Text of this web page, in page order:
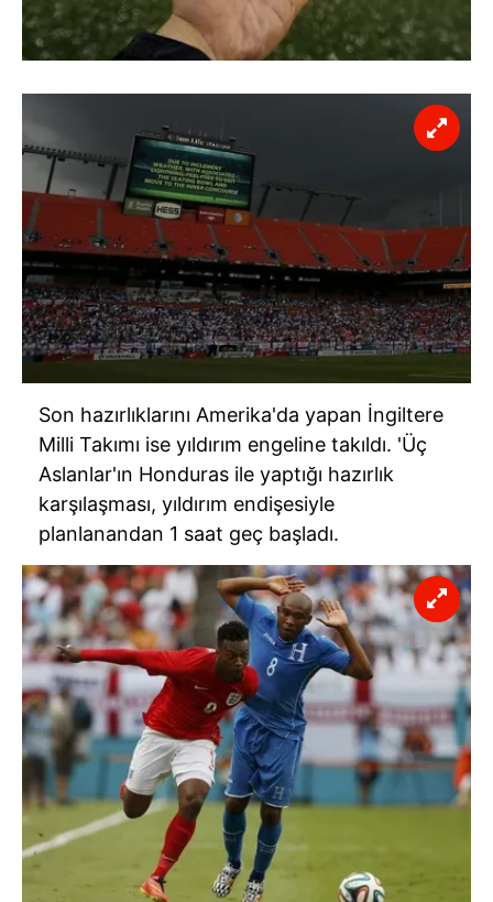
Son hazırlıklarını Amerika'da yapan İngiltere
Milli Takımı ise yıldırım engeline takıldı. 'Üç
Aslanlar'ın Honduras ile yaptığı hazırlık
karşılaşması, yıldırım endişesiyle
planlanandan 1 saat geç başladı.